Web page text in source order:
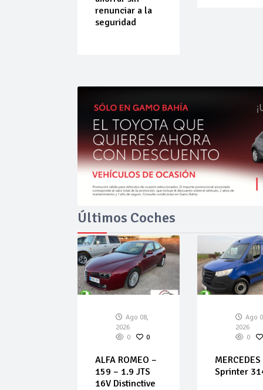
renunciar a la
seguridad
Últimos Coches
Ago 08,
2026
0
0
ALFA ROMEO –
159 – 1.9 JTS
16V Distinctive
Ago
2026
0
MERCEDES
Sprinter